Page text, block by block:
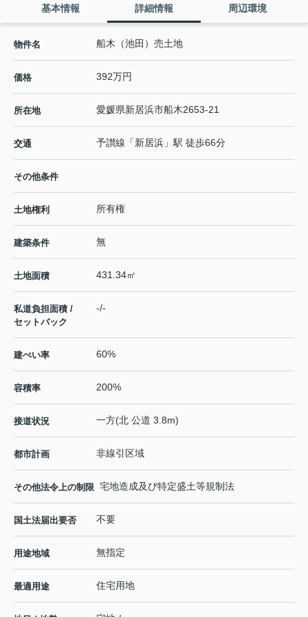
基本情報 詳細情報 周辺環境
物件名 船木（池田）売土地
価格 392万円
所在地 愛媛県新居浜市船木2653-21
交通 予讃線 「新居浜 」駅 徒歩66分
その他条件
土地権利 所有権
建築条件 無
土地面積 431.34㎡
私道負担面積 /
セットバック
-/-
建ぺい率 60%
容積率 200%
接道状況 一方(北 公道 3.8m)
都市計画 非線引区域
その他法令上の制限 宅地造成及び特定盛土等規制法
国土法届出要否 不要
用途地域 無指定
最適用途 住宅用地